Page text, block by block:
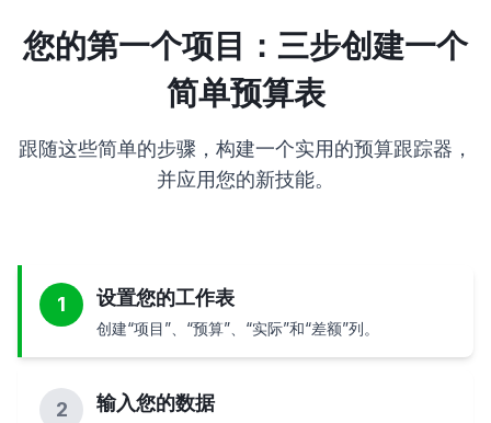
您的第一个项目：三步创建一个
简单预算表
跟随这些简单的步骤，构建一个实用的预算跟踪器，
并应用您的新技能。
1 设置您的工作表
创建“项目”、“预算”、“实际”和“差额”列。
2 输入您的数据